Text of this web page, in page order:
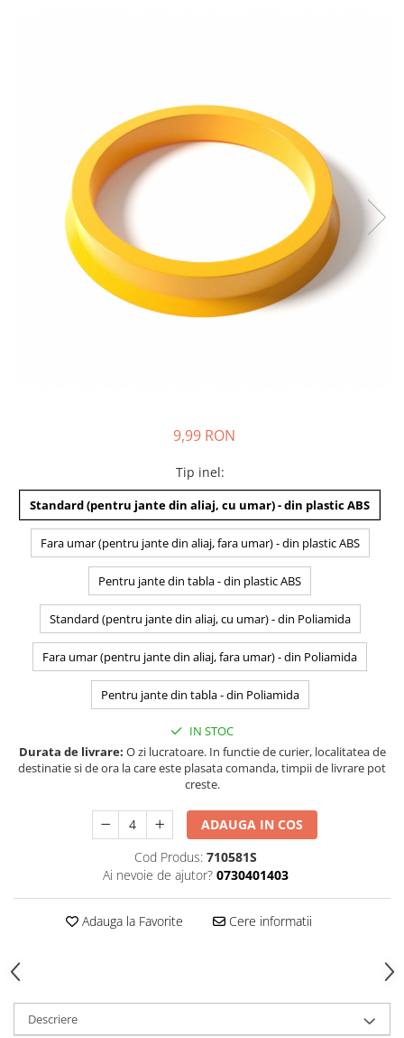
9,99 RON
Tip inel:
Standard (pentru jante din aliaj, cu umar) - din plastic ABS
Fara umar (pentru jante din aliaj, fara umar) - din plastic ABS
Pentru jante din tabla - din plastic ABS
Standard (pentru jante din aliaj, cu umar) - din Poliamida
Fara umar (pentru jante din aliaj, fara umar) - din Poliamida
Pentru jante din tabla - din Poliamida
IN STOC
Durata de livrare: O zi lucratoare. In functie de curier, localitatea de
destinatie si de ora la care este plasata comanda, timpii de livrare pot
creste.
ADAUGA IN COS
Cod Produs: 710581S
Ai nevoie de ajutor? 0730401403
Adauga la Favorite Cere informatii
Descriere